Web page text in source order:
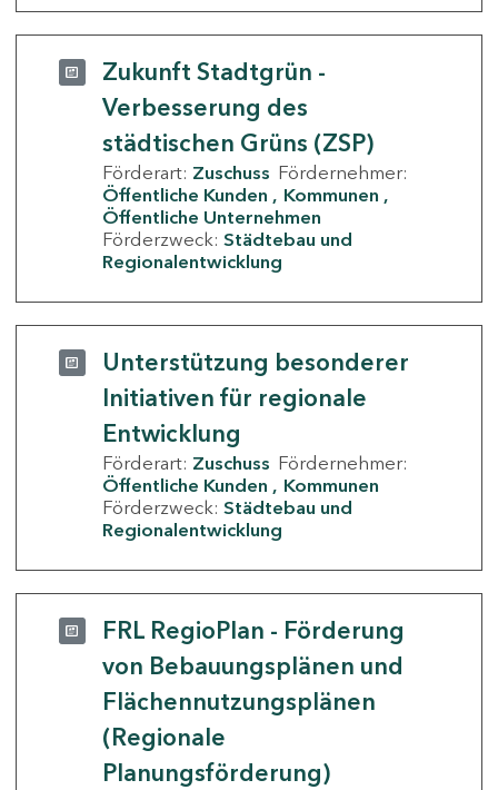
Zukunft Stadtgrün -
Verbesserung des
städtischen Grüns (ZSP)
Förderart: Zuschuss Fördernehmer:
Öffentliche Kunden
Kommunen
Öffentliche Unternehmen
Förderzweck: Städtebau und
Regionalentwicklung
Unterstützung besonderer
Initiativen für regionale
Entwicklung
Förderart: Zuschuss Fördernehmer:
Öffentliche Kunden
Kommunen
Förderzweck: Städtebau und
Regionalentwicklung
FRL RegioPlan - Förderung
von Bebauungsplänen und
Flächennutzungsplänen
(Regionale
Planungsförderung)